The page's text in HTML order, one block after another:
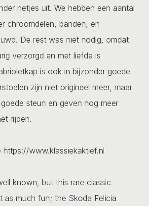
netjes uit. We hebben een aantal
chroomdelen, banden, en
De rest was niet nodig, omdat
verzorgd en met liefde is
is ook in bijzonder goede
zijn niet origineel meer, maar
steun en geven nog meer
rijden.
https://www.klassiekaktief.nl
known, but this rare classic
as much fun; the Skoda Felicia